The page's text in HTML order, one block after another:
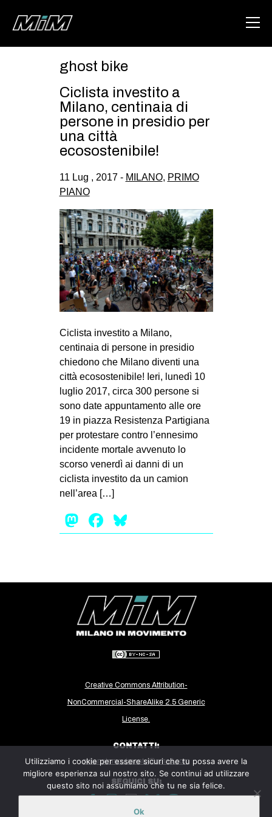
ABOUT
AREA
DEGENERAZIONE
GAZA FREESTYLE
MSM
STUDENTI TSUNAMI
ZAM
MILANO
MOBILITAZIONI
SPORT POPOLARE
MOVIMENTI
AMBIENTE
ANTIFASCISMO
GENERI
MIGRAZIONI
PRECARIATO
STUDENTI
CINEMA
MANIFESTI
MUSICA
RECENSIONI
INTERNAZIONALE
AFRICA
ESTREMO ORIENTE
EUROPA
MEDIO ORIENTE
MONDO
ghost bike
Ciclista investito a
Milano, centinaia di
persone in presidio per
una città
ecosostenibile!
11 Lug , 2017 - MILANO, PRIMO
PIANO
Ciclista investito a Milano,
centinaia di persone in presidio
chiedono che Milano diventi una
città ecosostenibile! Ieri, lunedì 10
luglio 2017, circa 300 persone si
sono date appuntamento alle ore
19 in piazza Resistenza Partigiana
per protestare contro l’ennesimo
incidente mortale avvenuto lo
scorso venerdì ai danni di un
ciclista investito da un camion
nell’area […]
Mastodon
Facebook
Creative Commons Attribution-
NonCommercial-ShareAlike 2.5 Generic
License.
CONTATTI:
milanoinmovimento@gmail.com
SEGUICI SU:
Utilizziamo i cookie per essere sicuri che tu possa avere la
migliore esperienza sul nostro sito. Se continui ad utilizzare
questo sito noi assumiamo che tu ne sia felice.
Ok